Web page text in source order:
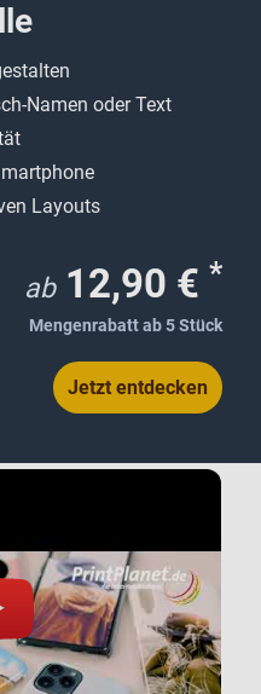
Namen oder Text
Layouts
ab 12,90 € *
Mengenrabatt ab 5 Stück
Jetzt entdecken